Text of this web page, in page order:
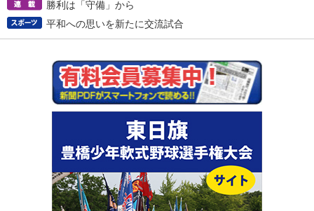
勝利は「守備」から
平和への思いを新たに交流試合